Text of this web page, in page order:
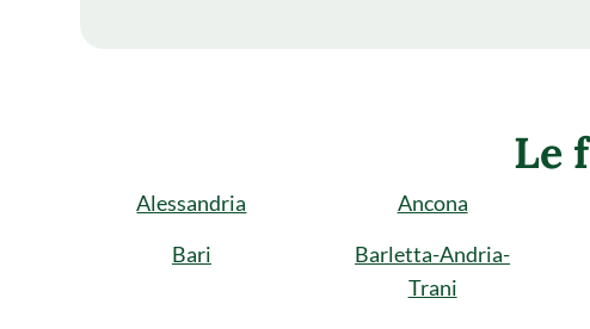
Le
Alessandria Ancona
Bari
Barletta-Andria-
Trani